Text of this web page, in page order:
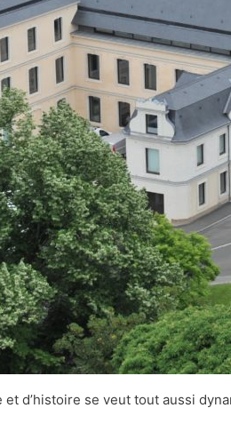
et d’histoire se veut tout aussi